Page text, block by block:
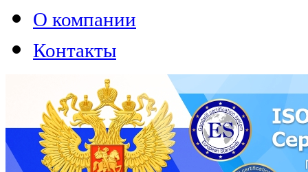
О компании
Контакты